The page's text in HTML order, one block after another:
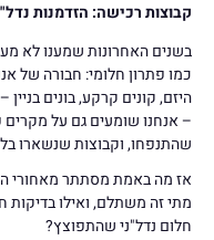
קבוצות רכישה: הזדמנות
בשנים האחרונות שמענו לא
כמו פתרון חלומי: חבורה של
היזם, קונים קרקע, בונים
– אנחנו שומעים גם על מקרים
שהתנפחו, וקבוצות שנשארו
אז מה באמת מסתתר מאחורי
מתי זה משתלם, ואילו
חלום נדל"ני שהתפוצץ?